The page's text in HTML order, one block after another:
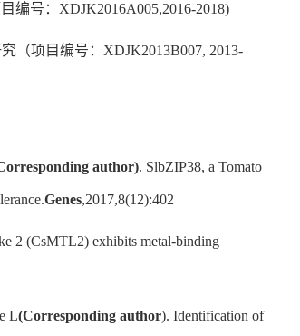
号：XDJK2016A005,2016-2018)
（项目编号：XDJK2013B007, 2013-
author). SlbZIP38, a Tomato
Genes,2017,8(12):402
2 (CsMTL2) exhibits metal-binding
L(Corresponding author). Identification of